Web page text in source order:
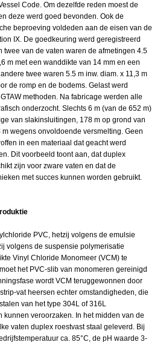
Code. Om dezelfde reden moest de
deze werd goed bevonden. Ook de
beproeving voldeden aan de eisen van de
IX. De goedkeuring werd geregistreerd
twee van de vaten waren de afmetingen 4.5
m met een wanddikte van 14 mm en een
twee waren 5.5 m inw. diam. x 11,3 m
de romp en de bodems. Gelast werd
methoden. Na fabricage werden alle
onderzocht. Slechts 6 m (van de 652 m)
van slakinsluitingen, 178 m op grond van
wegens onvoldoende versmelting. Geen
in een materiaal dat geacht werd
Dit voorbeeld toont aan, dat duplex
zijn voor zware vaten en dat de
met succes kunnen worden gebruikt.
PVC, hetzij volgens de emulsie
volgens de suspensie polymerisatie
Vinyl Chloride Monomeer (VCM) te
het PVC-slib van monomeren gereinigd
wordt VCM teruggewonnen door
vat heersen echter omstandigheden, die
van het type 304L of 316L
kunnen veroorzaken. In het midden van de
vaten duplex roestvast staal geleverd. Bij
ca. 85°C, de pH waarde 3-